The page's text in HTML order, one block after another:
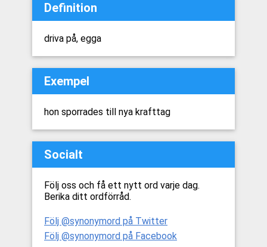
Definition
driva på, egga
Exempel
hon sporrades till nya krafttag
Socialt
Följ oss och få ett nytt ord varje dag.
Berika ditt ordförråd.
Följ @synonymord på Twitter
Följ @synonymord på Facebook